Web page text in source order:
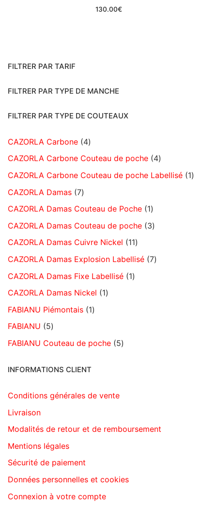
130.00€
FILTRER PAR TARIF
FILTRER PAR TYPE DE MANCHE
FILTRER PAR TYPE DE COUTEAUX
CAZORLA Carbone 4
CAZORLA Carbone Couteau de poche 4
CAZORLA Carbone Couteau de poche Labellisé 1
CAZORLA Damas 7
CAZORLA Damas Couteau de Poche 1
CAZORLA Damas Couteau de poche 3
CAZORLA Damas Cuivre Nickel
11
CAZORLA Damas Explosion Labellisé 7
CAZORLA Damas Fixe Labellisé 1
CAZORLA Damas Nickel
1
FABIANU Piémontais 1
FABIANU
5
FABIANU Couteau de poche 5
INFORMATIONS CLIENT
Conditions générales de vente
Livraison
Modalités de retour et de remboursement
Mentions légales
Sécurité de paiement
Données personnelles et cookies
Connexion à votre compte